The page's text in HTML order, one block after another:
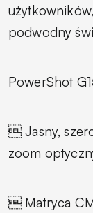
podwodny
PowerShot
 Jasny,
zoom
 Matryca